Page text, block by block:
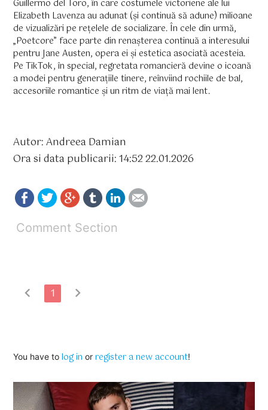
Guillermo del Toro, în care costumele victoriene ale lui
Elizabeth Lavenza au adunat (și continuă să adune) milioane
de vizualizări pe rețelele de socializare. În cele din urmă,
„Poetcore” face parte din renașterea continuă a interesului
pentru Jane Austen, opera ei și estetica asociată acesteia.
Pe TikTok, în special, regretata romancieră devine o icoană
a modei pentru generațiile tinere, reînviind rochiile de bal,
accesoriile romantice și un ritm de viață mai lent.
Autor: Andreea Damian
Ora si data publicarii: 14:52 22.01.2026
Comment Section
chevron_left 1 chevron_right
You have tolog in orregister a new account!